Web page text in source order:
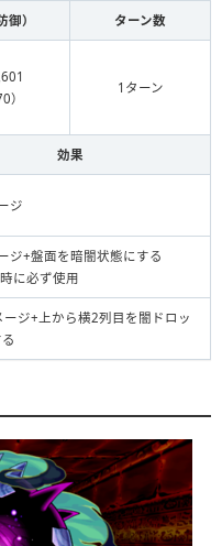
御） ターン数
）
1ターン
効果
ジ
ジ+盤面を暗闇状態にする
に必ず使用
ジ+上から横2列目を闇ドロッ